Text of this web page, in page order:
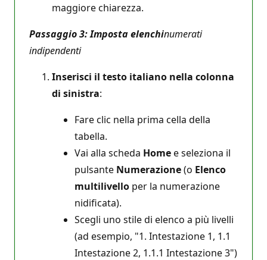
maggiore chiarezza.
Passaggio 3: Imposta elenchinumerati
indipendenti
Inserisci il testo italiano nella colonna
di sinistra:
Fare clic nella prima cella della
tabella.
Vai alla scheda Homee seleziona il
pulsante Numerazione(o Elenco
multilivello per la numerazione
nidificata).
Scegli uno stile di elenco a più livelli
(ad esempio, "1. Intestazione 1, 1.1
Intestazione 2, 1.1.1 Intestazione 3")